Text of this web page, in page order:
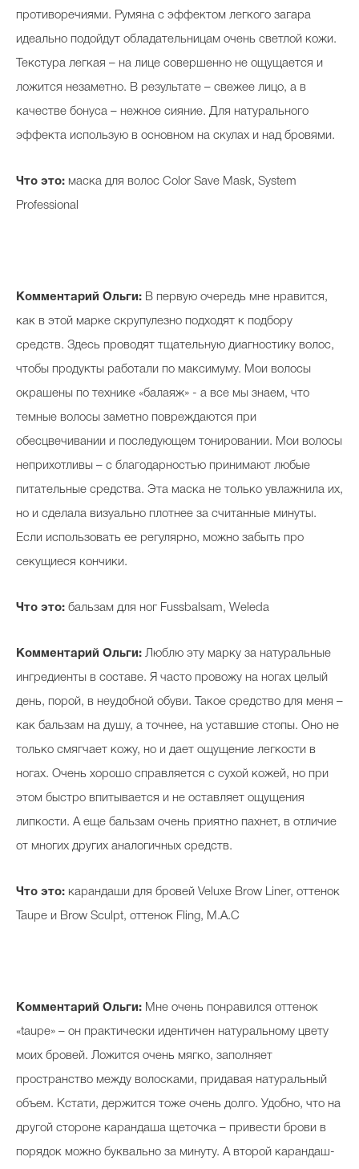
противоречиями. Румяна с эффектом легкого загара
идеально подойдут обладательницам очень светлой кожи.
Текстура легкая – на лице совершенно не ощущается и
ложится незаметно. В результате – свежее лицо, а в
качестве бонуса – нежное сияние. Для натурального
эффекта использую в основном на скулах и над бровями.
Что это: маска для волос Color Save Mask, System
Professional
Комментарий Ольги: В первую очередь мне нравится,
как в этой марке скрупулезно подходят к подбору
средств. Здесь проводят тщательную диагностику волос,
чтобы продукты работали по максимуму. Мои волосы
окрашены по технике «балаяж» - а все мы знаем, что
темные волосы заметно повреждаются при
обесцвечивании и последующем тонировании. Мои волосы
неприхотливы – с благодарностью принимают любые
питательные средства. Эта маска не только увлажнила их,
но и сделала визуально плотнее за считанные минуты.
Если использовать ее регулярно, можно забыть про
секущиеся кончики.
Что это: бальзам для ног Fussbalsam, Weleda
Комментарий Ольги: Люблю эту марку за натуральные
ингредиенты в составе. Я часто провожу на ногах целый
день, порой, в неудобной обуви. Такое средство для меня –
как бальзам на душу, а точнее, на уставшие стопы. Оно не
только смягчает кожу, но и дает ощущение легкости в
ногах. Очень хорошо справляется с сухой кожей, но при
этом быстро впитывается и не оставляет ощущения
липкости. А еще бальзам очень приятно пахнет, в отличие
от многих других аналогичных средств.
Что это: карандаши для бровей Veluxe Brow Liner, оттенок
Taupe и Brow Sculpt, оттенок Fling, M.A.C
Комментарий Ольги: Мне очень понравился оттенок
«taupe» – он практически идентичен натуральному цвету
моих бровей. Ложится очень мягко, заполняет
пространство между волосками, придавая натуральный
объем. Кстати, держится тоже очень долго. Удобно, что на
другой стороне карандаша щеточка – привести брови в
порядок можно буквально за минуту. А второй карандаш-